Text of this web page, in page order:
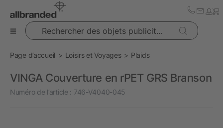
Rechercher des objets publicitaires
Page d’accueil Loisirs et Voyages Plaids
VINGA Couverture en rPET GRS Branson
Numéro de l’article : 746-V4040-045